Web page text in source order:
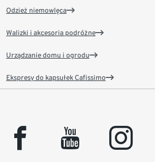
Odzież niemowlęca
Walizki i akcesoria podróżne
Urządzanie domu i ogrodu
Ekspresy do kapsułek Cafissimo
facebook youtube instagram